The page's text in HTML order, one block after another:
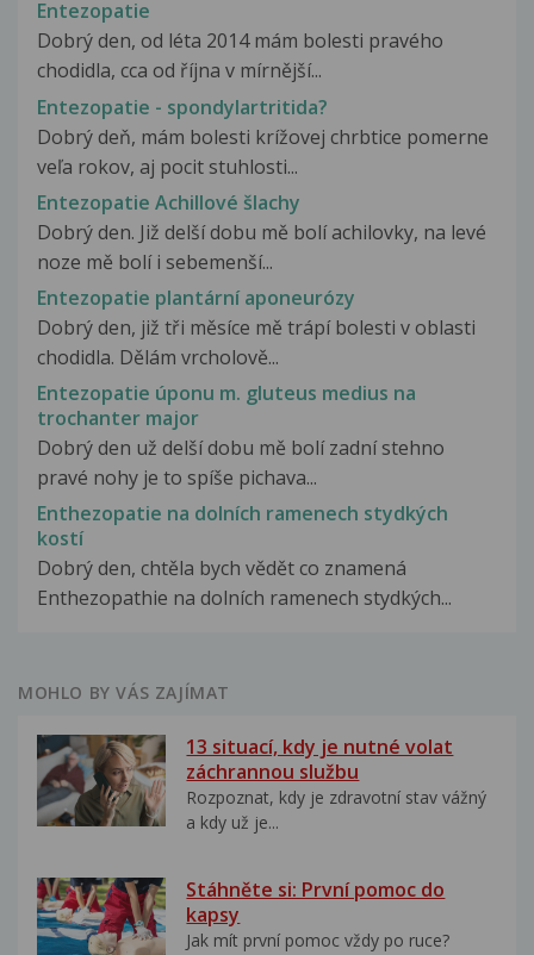
Entezopatie
Dobrý den, od léta 2014 mám bolesti pravého
chodidla, cca od října v mírnější...
Entezopatie - spondylartritida?
Dobrý deň, mám bolesti krížovej chrbtice pomerne
veľa rokov, aj pocit stuhlosti...
Entezopatie Achillové šlachy
Dobrý den. Již delší dobu mě bolí achilovky, na levé
noze mě bolí i sebemenší...
Entezopatie plantární aponeurózy
Dobrý den, již tři měsíce mě trápí bolesti v oblasti
chodidla. Dělám vrcholově...
Entezopatie úponu m. gluteus medius na
trochanter major
Dobrý den už delší dobu mě bolí zadní stehno
pravé nohy je to spíše pichava...
Enthezopatie na dolních ramenech stydkých
kostí
Dobrý den, chtěla bych vědět co znamená
Enthezopathie na dolních ramenech stydkých...
MOHLO BY VÁS ZAJÍMAT
13 situací, kdy je nutné volat
záchrannou službu
Rozpoznat, kdy je zdravotní stav vážný
a kdy už je...
Stáhněte si: První pomoc do
kapsy
Jak mít první pomoc vždy po ruce?